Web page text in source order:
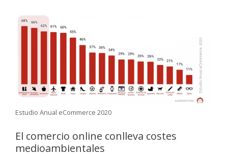
Estudio Anual eCommerce 2020
El comercio online conlleva costes
medioambientales